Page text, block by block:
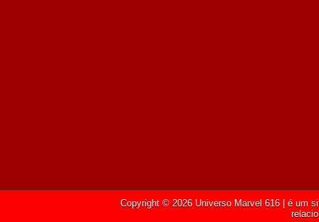
Copyright © 2026 Universo Marvel 616 | é um